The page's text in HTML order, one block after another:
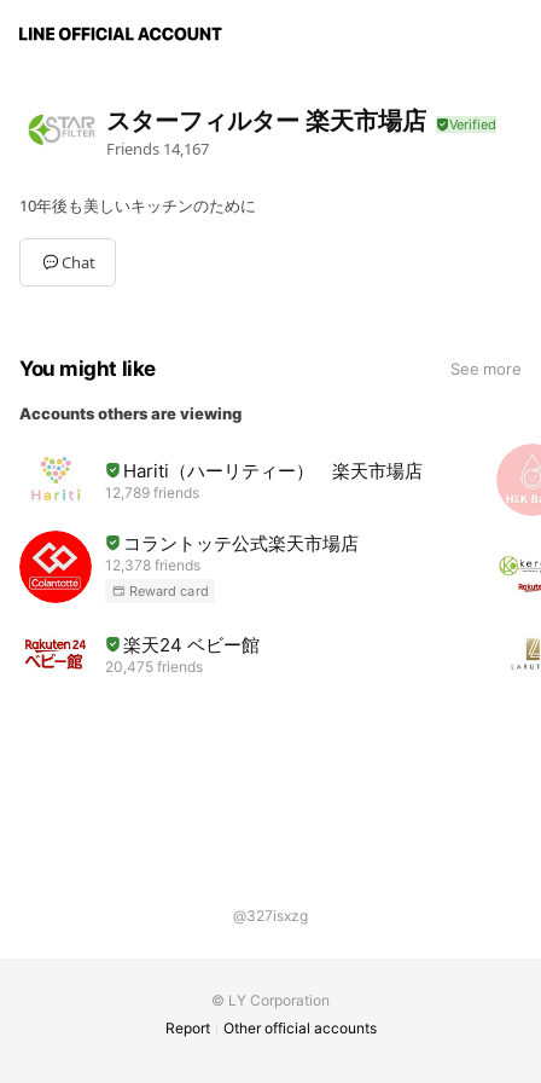
スターフィルター 楽天市場店
Friends 14,167
10年後も美しいキッチンのために
Chat
You might like See more
Accounts others are viewing
Hariti（ハーリティー） 楽天市場店
12,789 friends
コラントッテ公式楽天市場店
12,378 friends
Reward card
楽天24 ベビー館
20,475 friends
@327isxzg
© LY Corporation
Report
Other official accounts